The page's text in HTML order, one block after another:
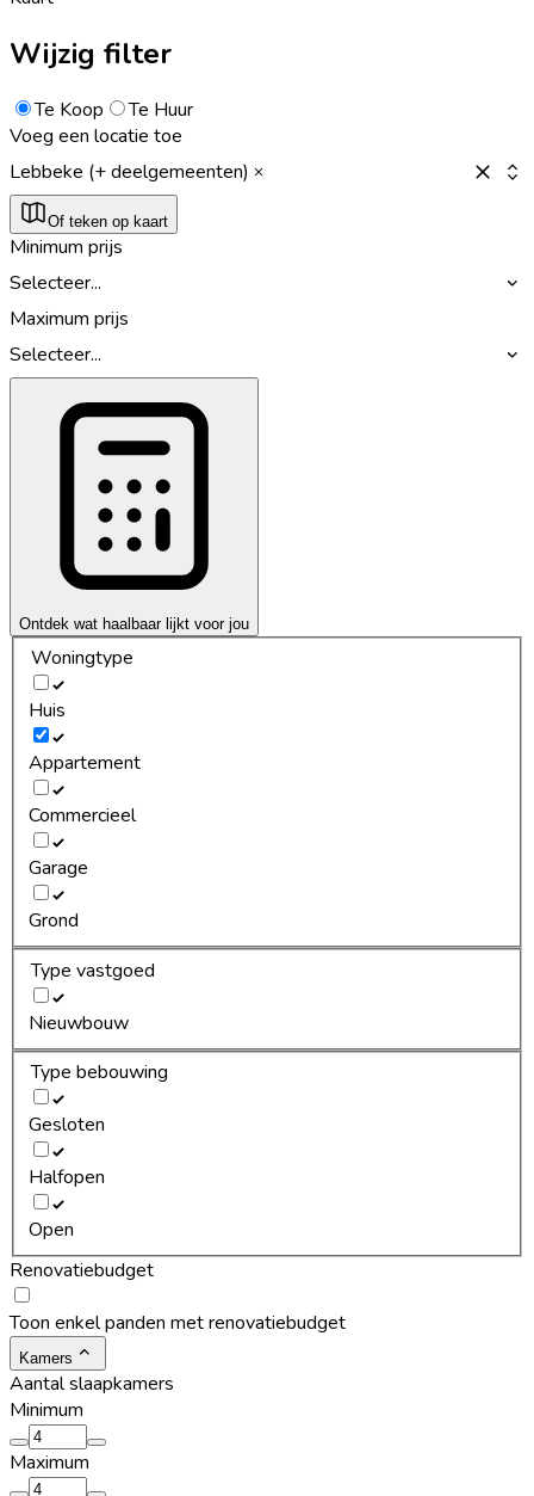
Wijzig filter
Te Koop
Te Huur
Voeg een locatie toe
Lebbeke (+ deelgemeenten)
Of teken op kaart
Minimum prijs
Selecteer...
Maximum prijs
Selecteer...
Ontdek wat haalbaar lijkt voor jou
Woningtype
Huis
Appartement
Commercieel
Garage
Grond
Type vastgoed
Nieuwbouw
Type bebouwing
Gesloten
Halfopen
Open
Renovatiebudget
Toon enkel panden met renovatiebudget
Kamers
Aantal slaapkamers
Minimum
Maximum